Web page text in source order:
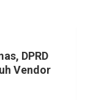
DPRD
Vendor